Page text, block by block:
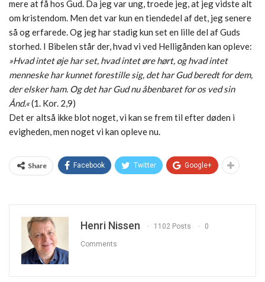
mere at få hos Gud. Da jeg var ung, troede jeg, at jeg vidste alt
om kristendom. Men det var kun en tiendedel af det, jeg senere
så og erfarede. Og jeg har stadig kun set en lille del af Guds
storhed. I Bibelen står der, hvad vi ved Helligånden kan opleve:
»Hvad intet øje har set, hvad intet øre hørt, og hvad intet
menneske har kunnet forestille sig, det har Gud beredt for dem,
der elsker ham. Og det har Gud nu åbenbaret for os ved sin
Ånd.«(1. Kor. 2,9)
Det er altså ikke blot noget, vi kan se frem til efter døden i
evigheden, men noget vi kan opleve nu.
Share Facebook Twitter Google+
Henri Nissen 1102 Posts 0
Comments